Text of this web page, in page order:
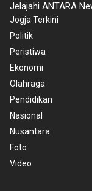
Jelajahi ANTARA
Jogja Terkini
Politik
Peristiwa
Ekonomi
Olahraga
Pendidikan
Nasional
Nusantara
Foto
Video